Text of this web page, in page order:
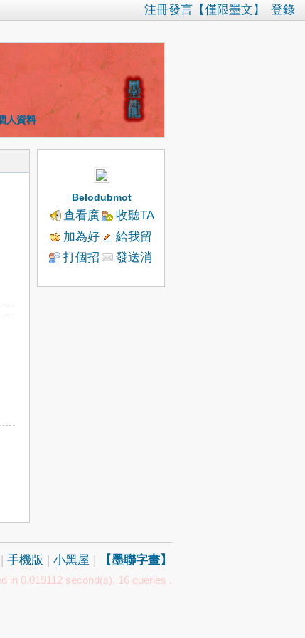
注冊發言【僅限墨文】 登錄
人資料
Belodubmot
查看廣
播
收聽TA
加為好
友
給我留
言
打個招
發送消
| 手機版 | 小黑屋 | 【墨聯字畫】
in 0.019112 second(s), 16 queries .